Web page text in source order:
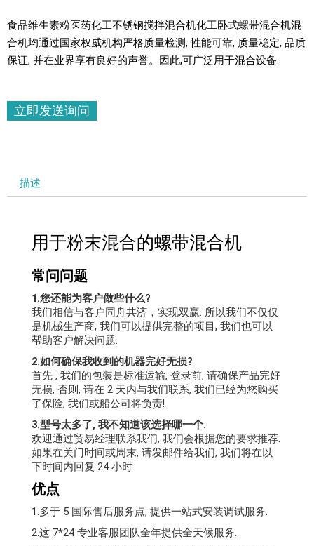
食品维生素粉医药化工不锈钢搅拌混合机化工卧式螺带混合机混
合机均通过国家权威机构严格质量检测, 性能可靠, 质量稳定, 品质
保证, 并在业界享有良好的声誉。因此,可广泛用于混合设备.
立即发送询问
描述
用于粉末混合的螺带混合机
常问问题
1.您还能为客户做些什么?
我们相信与客户同舟共济，实现双赢. 所以我们不仅仅
是机械生产商, 我们可以提供完整的项目, 我们也可以
帮助客户解决问题.
2.如何确保我收到的机器完好无损?
首先 , 我们的包装是标准运输, 登录前, 请确保产品完好
无损, 否则, 请在 2 天内与我们联系, 我们已经为您购买
了保险, 我们或船公司将负责!
3.型号太多了, 我不知道该选择哪一个.
欢迎通过贸易经理联系我们, 我们会根据您的要求推荐.
如果在关门时间或周末, 请发邮件给我们, 我们将在以
下时间内回复 24 小时.
优点
1.多于 5 国际售后服务点, 提供一站式安装调试服务.
2.这 7*24 专业客服团队全年提供全天候服务.